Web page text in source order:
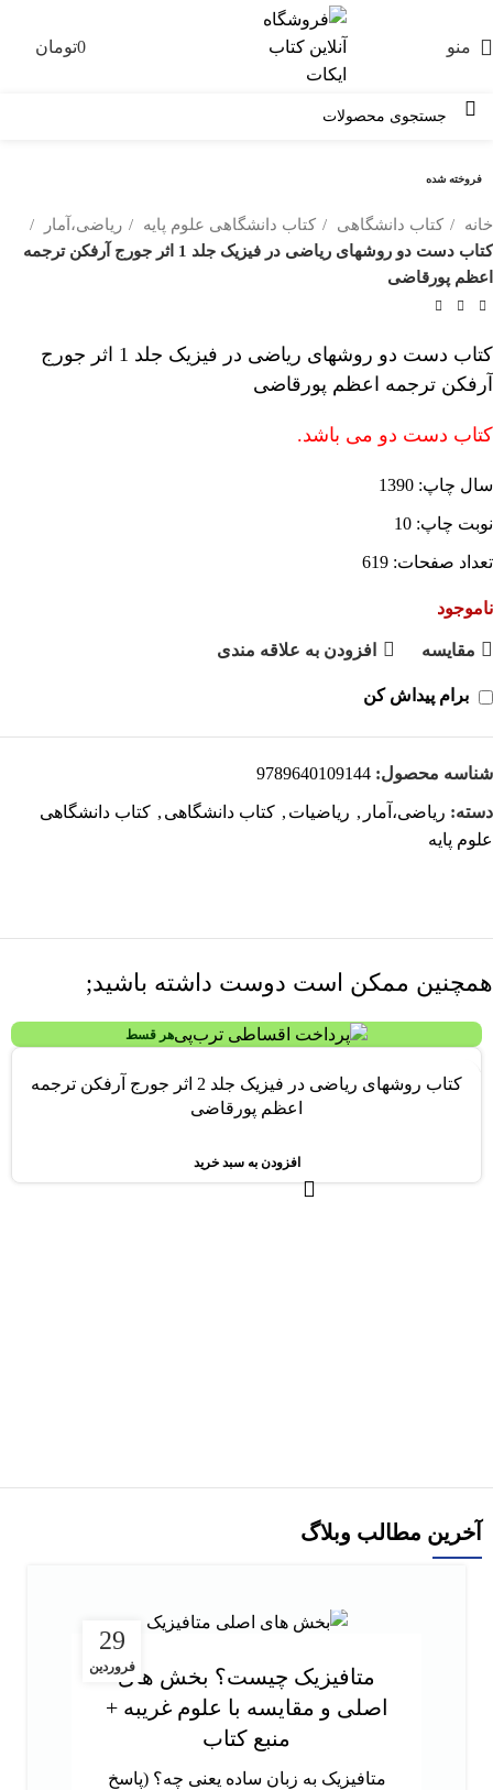
منو 0تومان
فروخته شده
خانه کتاب دانشگاهی کتاب دانشگاهی علوم پایه
ریاضی،آمار
کتاب دست دو روشهای ریاضی در فیزیک جلد 1 اثر جورج آرفکن ترجمه
اعظم پورقاضی
کتاب دست دو روشهای ریاضی در فیزیک جلد 1 اثر جورج
آرفکن ترجمه اعظم پورقاضی
کتاب دست دو می باشد.
سال چاپ: 1390
نوبت چاپ: 10
تعداد صفحات: 619
ناموجود
مقايسه افزودن به علاقه مندی
برام پیداش کن
شناسه محصول: 9789640109144
دسته: ریاضی،آمار , ریاضیات , کتاب دانشگاهی , کتاب دانشگاهی
علوم پایه
همچنین ممکن است دوست داشته باشید;
هر قسط
کتاب روشهای ریاضی در فیزیک جلد 2 اثر جورج آرفکن ترجمه
اعظم پورقاضی
افزودن به سبد خرید
آخرین مطالب وبلاگ
29
فروردینمتافیزیک چیست؟ بخش های
اصلی و مقایسه با علوم غریبه +
منبع کتاب
متافیزیک به زبان ساده یعنی چه؟ (پاسخ